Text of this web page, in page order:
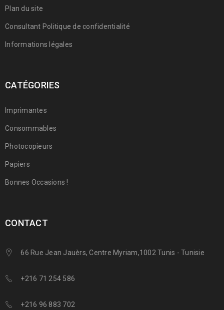
Plan du site
Consultant Politique de confidentialité
Informations légales
CATÉGORIES
Imprimantes
Consommables
Photocopieurs
Papiers
Bonnes Occasions !
CONTACT
66 Rue Jean Jauèrs, Centre Myriam,1002 Tunis - Tunisie
+216 71 254 586
+216 96 883 702